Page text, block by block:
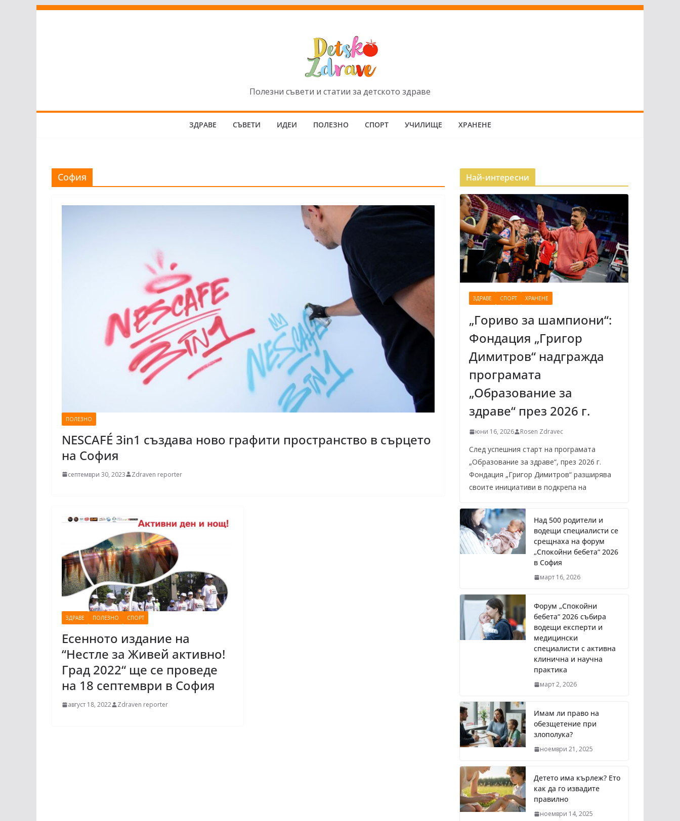
Skip
Полезни съвети и статии за детското здраве
ЗДРАВЕ СЪВЕТИ ИДЕИ ПОЛЕЗНО СПОРТ УЧИЛИЩЕ ХРАНЕНЕ
София
ПОЛЕЗНО
NESCAFÉ 3in1 създава ново графити пространство в сърцето
на София
септември 30, 2023 Zdraven reporter
ЗДРАВЕ ПОЛЕЗНО СПОРТ
Есенното издание на
“Нестле за Живей активно!
Град 2022“ ще се проведе
на 18 септември в София
август 18, 2022 Zdraven reporter
Най-интересни
ЗДРАВЕ СПОРТ ХРАНЕНЕ
„Гориво за шампиони“:
Фондация „Григор
Димитров“ надгражда
програмата
„Образование за
здраве“ през 2026 г.
юни 16, 2026 Rosen Zdravec
След успешния старт на програмата
„Образование за здраве“, през 2026 г.
Фондация „Григор Димитров“ разширява
своите инициативи в подкрепа на
Над 500 родители и
водещи специалисти се
срещнаха на форум
„Спокойни бебета“ 2026
в София
март 16, 2026
Форум „Спокойни
бебета“ 2026 събира
водещи експерти и
медицински
специалисти с активна
клинична и научна
практика
март 2, 2026
Имам ли право на
обезщетение при
злополука?
ноември 21, 2025
Детето има кърлеж? Ето
как да го извадите
правилно
ноември 14, 2025